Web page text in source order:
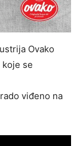
Ovako
se
viđeno na